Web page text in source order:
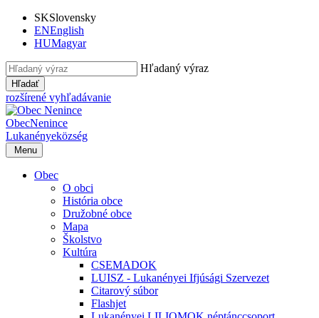
SKSlovensky
ENEnglish
HUMagyar
Hľadaný výraz
Hľadať
rozšírené vyhľadávanie
ObecNenince
Lukanényeközség
Menu
Obec
O obci
História obce
Družobné obce
Mapa
Školstvo
Kultúra
CSEMADOK
LUISZ - Lukanényei Ifjúsági Szervezet
Citarový súbor
Flashjet